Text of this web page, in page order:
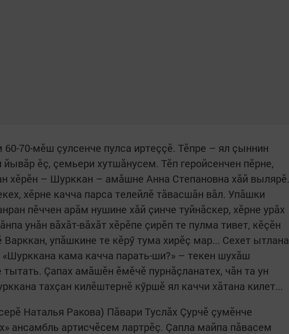
60-70-мӗш çулсенче пулса иртеççӗ. Тӗпре – ял çыннин
йывăр ӗç, çемьери хутшăнусем. Тӗп геройсенчен пӗрне,
хӗрӗн – Шурккан – амăшне Анна Степановна хăй вылярӗ.
хӗрне качча парса телейлӗ тăвасшăн вăл. Упăшки
пӗччен арăм нушине хăй çинче туйнăскер, хӗрне урăх
унăн вăхăт-вăхăт хӗрӗпе çирӗп те пулма тивет, кӗçӗн
Варккан, упăшкине те кӗрӳ тума хирӗç мар... Сехет ытлана
«Шурккана кама качча парать-ши?» – текен шухăш
тытать. Çапах амăшӗн ӗмӗчӗ пурнăçланатех, чăн та ун
тахçан килӗштернӗ кӳршӗ ял каччи хăтана килет...
Наталья Ракова) Пăвари Туслăх Çурчӗ çумӗнче
ансамбль артисчӗсем лартрӗç. Çапла майпа пăвасем